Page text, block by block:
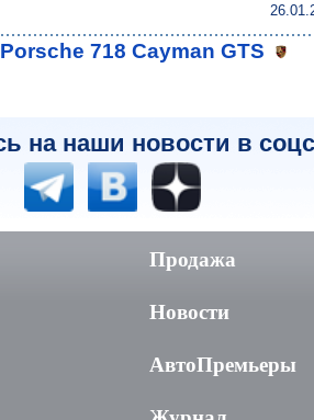
718 Cayman GTS
на наши новости в
Продажа
Новости
АвтоПремьеры